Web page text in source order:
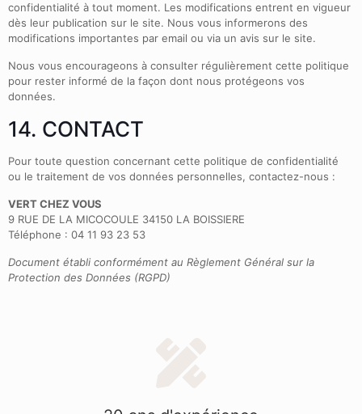
confidentialité à tout moment. Les modifications entrent en vigueur
dès leur publication sur le site. Nous vous informerons des
modifications importantes par email ou via un avis sur le site.
Nous vous encourageons à consulter régulièrement cette politique
pour rester informé de la façon dont nous protégeons vos
données.
14. CONTACT
Pour toute question concernant cette politique de confidentialité
ou le traitement de vos données personnelles, contactez-nous :
VERT CHEZ VOUS
9 RUE DE LA MICOCOULE 34150 LA BOISSIERE
Téléphone : 04 11 93 23 53
Document établi conformément au Règlement Général sur la
Protection des Données (RGPD)